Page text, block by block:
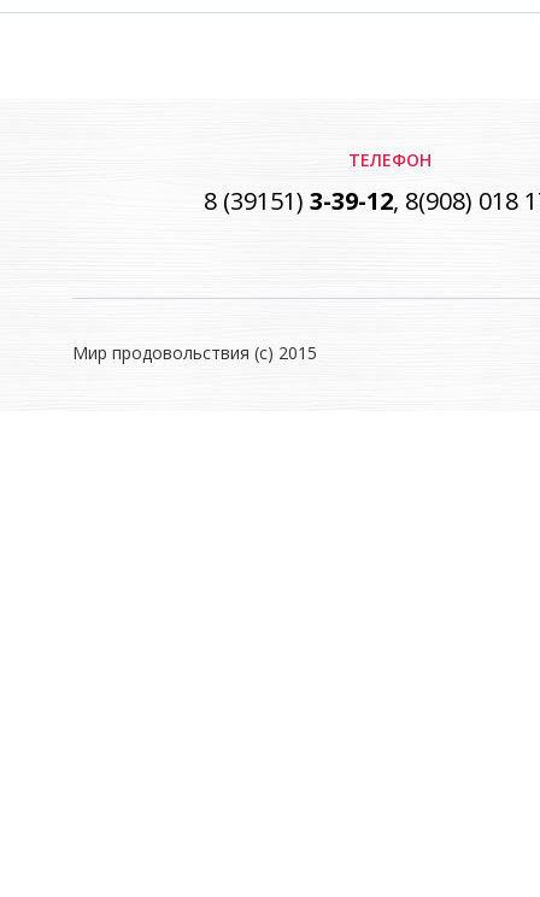
ТЕЛЕФОН
8 (39151) 3-39-12, 8(908) 018
Мир продовольствия (с) 2015